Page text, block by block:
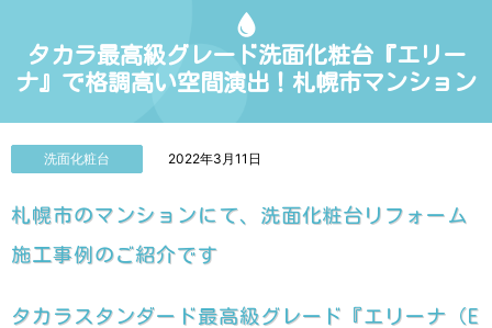
ン
タ
タカラ最高級グレード洗面化粧台『エリー
ナ』で格調高い空間演出！札幌市マンション
洗面化粧台 2022年3月11日
札幌市のマンションにて、洗面化粧台リフォーム
施工事例のご紹介です
タカラスタンダード最高級グレード『エリーナ（E